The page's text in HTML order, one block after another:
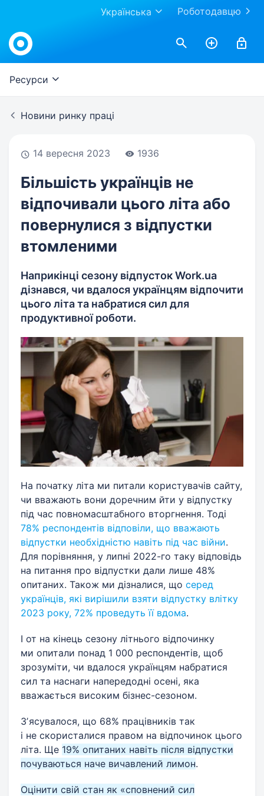
Роботодавцю
Українська
Work.ua
Ресурси
Новини ринку праці
14 вересня 2023 1936
Більшість українців не
відпочивали цього літа або
повернулися з відпустки
втомленими
Наприкінці сезону відпусток Work.ua
дізнався, чи вдалося українцям відпочити
цього літа та набратися сил для
продуктивної роботи.
На початку літа ми питали користувачів сайту,
чи вважають вони доречним йти у відпустку
під час повномасштабного вторгнення. Тоді
78% респондентів відповіли, що вважають
відпустки необхідністю навіть під час війни.
Для порівняння, у липні 2022-го таку відповідь
на питання про відпустки дали лише 48%
опитаних. Також ми дізналися, що серед
українців, які вирішили взяти відпустку влітку
2023 року, 72% проведуть її вдома.
І от на кінець сезону літнього відпочинку
ми опитали понад 1 000 респондентів, щоб
зрозуміти, чи вдалося українцям набратися
сил та наснаги напередодні осені, яка
вважається високим бізнес-сезоном.
Зʼясувалося, що 68% працівників так
і не скористалися правом на відпочинок цього
літа. Ще 19% опитаних навіть після відпустки
почуваються наче вичавлений лимон.
Оцінити свій стан як «сповнений сил